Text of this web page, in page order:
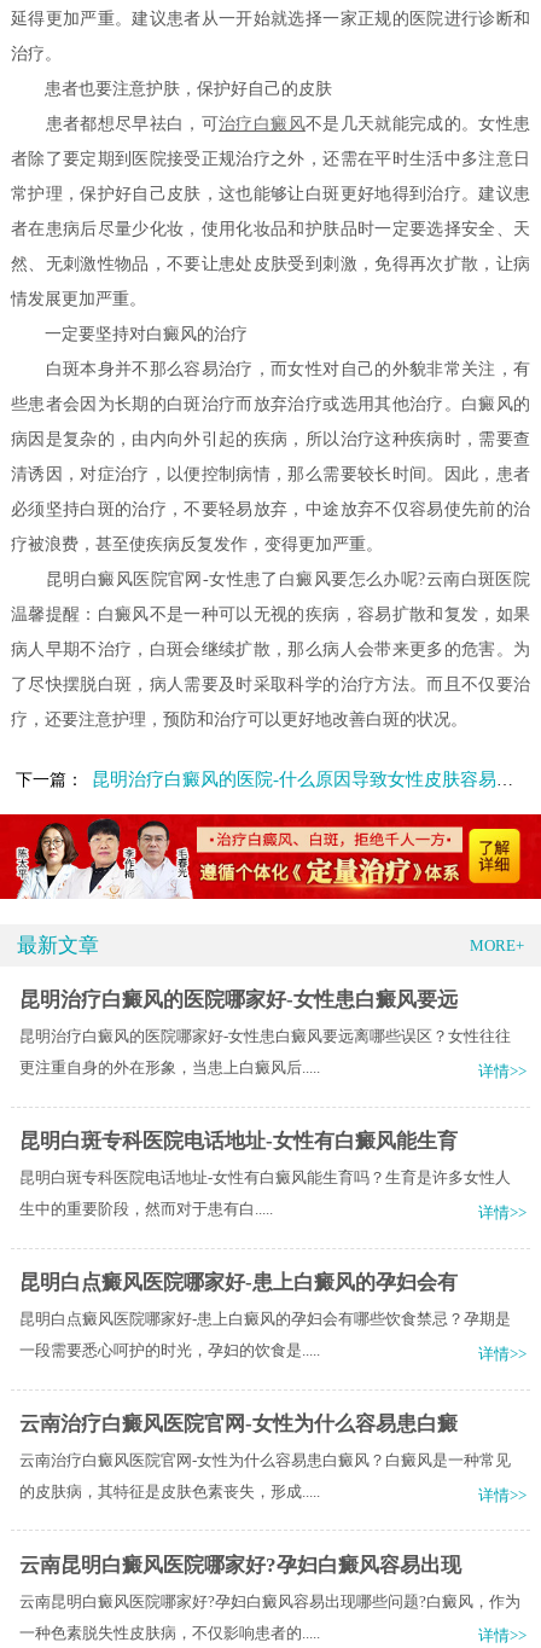
延得更加严重。建议患者从一开始就选择一家正规的医院进行诊断和
治疗。
患者也要注意护肤，保护好自己的皮肤
患者都想尽早祛白，可治疗白癜风不是几天就能完成的。女性患
者除了要定期到医院接受正规治疗之外，还需在平时生活中多注意日
常护理，保护好自己皮肤，这也能够让白斑更好地得到治疗。建议患
者在患病后尽量少化妆，使用化妆品和护肤品时一定要选择安全、天
然、无刺激性物品，不要让患处皮肤受到刺激，免得再次扩散，让病
情发展更加严重。
一定要坚持对白癜风的治疗
白斑本身并不那么容易治疗，而女性对自己的外貌非常关注，有
些患者会因为长期的白斑治疗而放弃治疗或选用其他治疗。白癜风的
病因是复杂的，由内向外引起的疾病，所以治疗这种疾病时，需要查
清诱因，对症治疗，以便控制病情，那么需要较长时间。因此，患者
必须坚持白斑的治疗，不要轻易放弃，中途放弃不仅容易使先前的治
疗被浪费，甚至使疾病反复发作，变得更加严重。
昆明白癜风医院官网-女性患了白癜风要怎么办呢?云南白斑医院
温馨提醒：白癜风不是一种可以无视的疾病，容易扩散和复发，如果
病人早期不治疗，白斑会继续扩散，那么病人会带来更多的危害。为
了尽快摆脱白斑，病人需要及时采取科学的治疗方法。而且不仅要治
疗，还要注意护理，预防和治疗可以更好地改善白斑的状况。
下一篇： 昆明治疗白癜风的医院-什么原因导致女性皮肤容易患白癜风
最新文章 MORE+
昆明治疗白癜风的医院哪家好-女性患白癜风要远
昆明治疗白癜风的医院哪家好-女性患白癜风要远离哪些误区？女性往往
更注重自身的外在形象，当患上白癜风后.....
详情>>
昆明白斑专科医院电话地址-女性有白癜风能生育
昆明白斑专科医院电话地址-女性有白癜风能生育吗？​生育是许多女性人
生中的重要阶段，然而对于患有白.....
详情>>
昆明白点癜风医院哪家好-患上白癜风的孕妇会有
昆明白点癜风医院哪家好-患上白癜风的孕妇会有哪些饮食禁忌？孕期是
一段需要悉心呵护的时光，孕妇的饮食是.....
详情>>
云南治疗白癜风医院官网-女性为什么容易患白癜
云南治疗白癜风医院官网-女性为什么容易患白癜风？白癜风是一种常见
的皮肤病，其特征是皮肤色素丧失，形成.....
详情>>
云南昆明白癜风医院哪家好?孕妇白癜风容易出现
云南昆明白癜风医院哪家好?孕妇白癜风容易出现哪些问题?白癜风，作为
一种色素脱失性皮肤病，不仅影响患者的.....
详情>>